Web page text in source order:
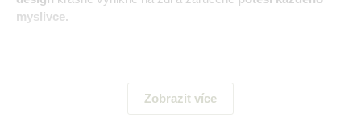
myslivce.
Zobrazit více